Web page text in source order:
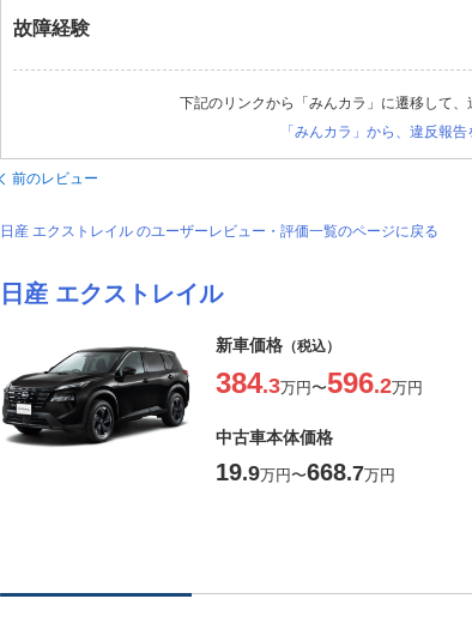
故障経験
下記のリンクから「みんカラ」に遷移して、
「みんカラ」から、違反報告
前のレビュー
日産 エクストレイル のユーザーレビュー・評価一覧のページに戻る
日産 エクストレイル
新車価格 （税込）
384.3万円〜596.2万円
中古車本体価格
19.9万円〜668.7万円